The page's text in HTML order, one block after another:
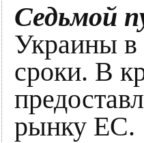
Седьмой
Украины в
сроки. В
рынку ЕС.